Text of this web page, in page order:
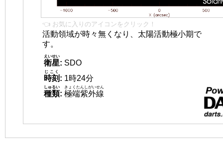
👈 お気に入りのアイコンをクリック！
活動領域が時々無くなり、太陽活動極小期で
す。
衛星
えいせい
: SDO
時刻
じこく
: 1時24分
種類
しゅるい
: 極端紫外線
きょくたんしがいせん